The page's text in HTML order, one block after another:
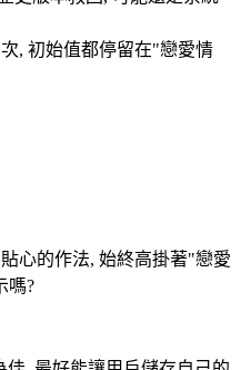
, 初始值都停留在"戀愛情
心的作法, 始終高掛著"戀愛
嗎?